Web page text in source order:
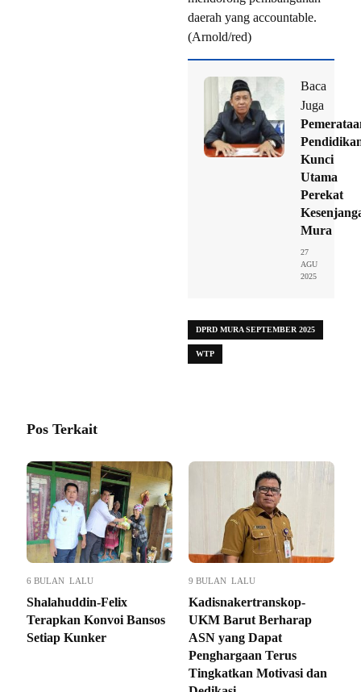
daerah yang accountable.
(Arnold/red)
Baca
Juga
Kunci
Utama
Perekat
Mura
27
AGU
2025
DPRD MURA SEPTEMBER 2025
WTP
Pos Terkait
6 BULAN LALU
Shalahuddin-Felix
Terapkan Konvoi Bansos
Setiap Kunker
9 BULAN LALU
Kadisnakertranskop-
UKM Barut Berharap
ASN yang Dapat
Penghargaan Terus
Tingkatkan Motivasi dan